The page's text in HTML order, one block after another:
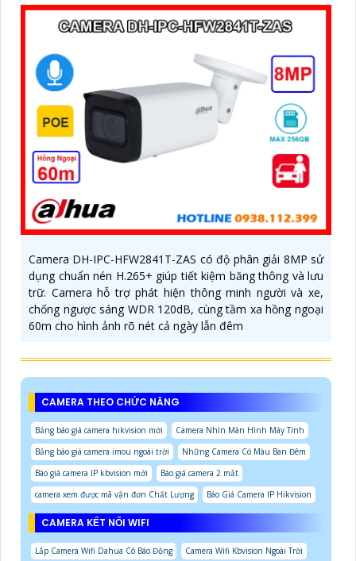
Camera DH-IPC-HFW2841T-ZAS có độ phân giải 8MP sử
dụng chuẩn nén H.265+ giúp tiết kiệm băng thông và lưu
trữ. Camera hỗ trợ phát hiện thông minh người và xe,
chống ngược sáng WDR 120dB, cùng tầm xa hồng ngoại
60m cho hình ảnh rõ nét cả ngày lẫn đêm
CAMERA THEO CHỨC NĂNG
Bảng báo giá camera hikvision mới
Camera Nhìn Màn Hình Máy Tính
Bảng báo giá camera imou ngoài trời
Những Camera Có Màu Ban Đêm
Báo giá camera IP kbvision mới
Báo giá camera 2 mắt
camera xem được mã vận đơn Chất Lượng
Báo Giá Camera IP Hikvision
CAMERA KẾT NỐI WIFI
Lắp Camera Wifi Dahua Có Báo Động
Camera Wifi Kbvision Ngoài Trời